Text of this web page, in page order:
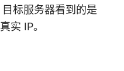
标服务器看到的是
实 IP。